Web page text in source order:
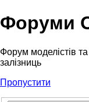
Форуми
Форум моделістів
залізниць
Пропустити